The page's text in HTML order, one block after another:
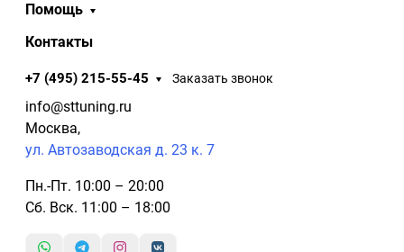
Помощь
Контакты
+7 (495) 215-55-45 Заказать звонок
info@sttuning.ru
Москва,
ул. Автозаводская д. 23 к. 7
Пн.-Пт. 10:00 – 20:00
Сб. Вск. 11:00 – 18:00